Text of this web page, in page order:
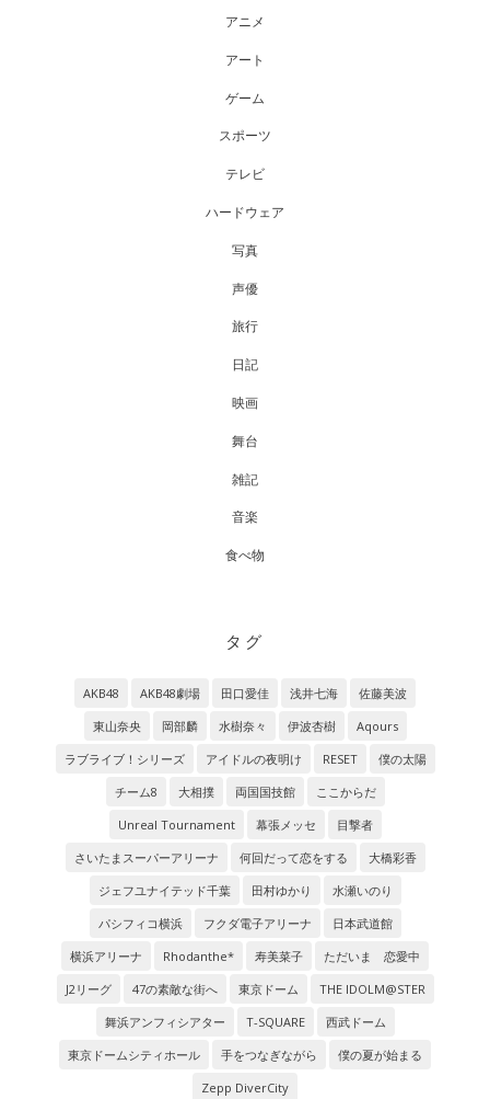
アニメ
アート
ゲーム
スポーツ
テレビ
ハードウェア
写真
声優
旅行
日記
映画
舞台
雑記
音楽
食べ物
タグ
AKB48 AKB48劇場 田口愛佳 浅井七海
佐藤美波
東山奈央
岡部麟 水樹奈々 伊波杏樹
Aqours
ラブライブ！シリーズ
アイドルの夜明け RESET
僕の太陽
チーム8
大相撲 両国国技館
ここからだ
Unreal Tournament
幕張メッセ
目撃者
さいたまスーパーアリーナ
何回だって恋をする
大橋彩香
ジェフユナイテッド千葉
田村ゆかり
水瀬いのり
パシフィコ横浜
フクダ電子アリーナ
日本武道館
横浜アリーナ
Rhodanthe* 寿美菜子
ただいま 恋愛中
J2リーグ
47の素敵な街へ 東京ドーム
THE IDOLM@STER
舞浜アンフィシアター
T-SQUARE
西武ドーム
東京ドームシティホール
手をつなぎながら
僕の夏が始まる
Zepp DiverCity